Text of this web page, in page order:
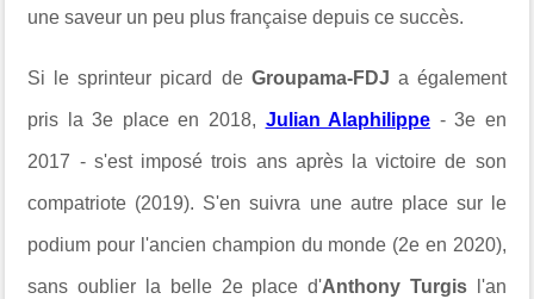
une saveur un peu plus française depuis ce succès.
Si le sprinteur picard de Groupama-FDJ a également
pris la 3e place en 2018, Julian Alaphilippe - 3e en
2017 - s'est imposé trois ans après la victoire de son
compatriote (2019). S'en suivra une autre place sur le
podium pour l'ancien champion du monde (2e en 2020),
sans oublier la belle 2e place d'Anthony Turgisl'an